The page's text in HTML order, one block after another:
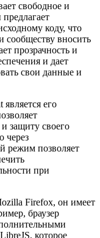
свободное и
коду, что
сообществу вносить
прозрачность и
и дает
свои данные и
его
защиту своего
через
режим позволяет
при
Firefox, он имеет
браузер
которое